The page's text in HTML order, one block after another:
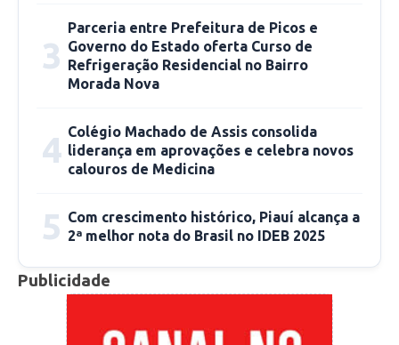
Nutricionista.
Até o dia 30 de abril de 2021 : 03 Auxiliares
Gerais; 01 Odontólogo – Especialista em
Periodontia; 01 Monitor de Esporte e Lazer; 01
Psicólogo; 02 Assistentes Sociais; 01 Motorista
Agente Comunitário de Saúde – zona cata-
vento; 02 Técnicos de Enfermagem – zona
rural.
Até o dia 28 de maio de 2021
: 01 Odontólogo
3
Parceria entre Prefeitura de Picos e
Governo do Estado oferta Curso de
Refrigeração Residencial no Bairro
Morada Nova
4 Colégio Machado de Assis consolida
liderança em aprovações e celebra novos
calouros de Medicina
5 Com crescimento histórico, Piauí alcança a
2ª melhor nota do Brasil no IDEB 2025
Publicidade